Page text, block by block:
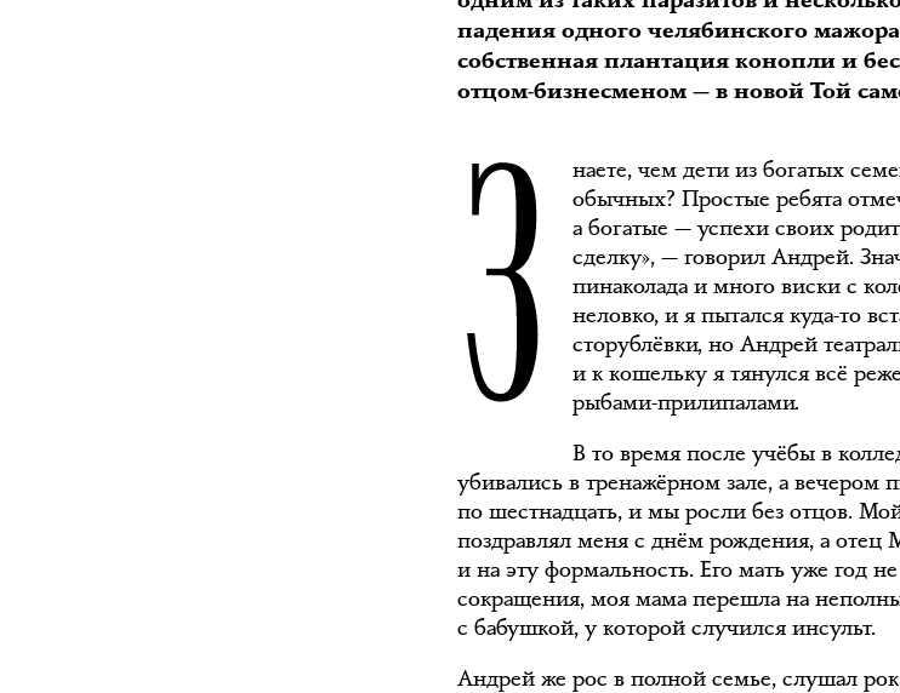
падения одного челябинского
собственная плантация конопли и
отцом-бизнесменом — в новой Той
З
наете, чем дети из богатых
обычных? Простые ребята
а богатые — успехи своих
сделку», — говорил Андрей.
пинаколада и много виски с
неловко, и я пытался куда-то
сторублёвки, но Андрей
и к кошельку я тянулся всё
рыбами-прилипалами.
В то время после учёбы в
убивались в тренажёрном зале, а
по шестнадцать, и мы росли без отцов.
поздравлял меня с днём рождения, а отец
и на эту формальность. Его мать уже год не
сокращения, моя мама перешла на
с бабушкой, у которой случился инсульт.
Андрей же рос в полной семье, слушал